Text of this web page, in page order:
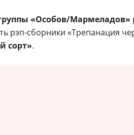
«Особов/Мармеладов»
рэп-сборники «Трепанация
сорт».